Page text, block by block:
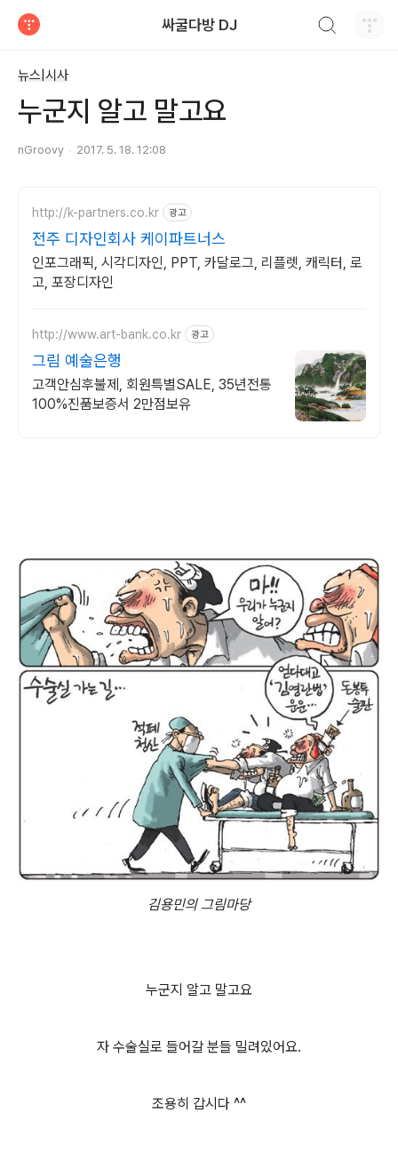
싸굴다방 DJ
뉴스|시사
누군지 알고 말고요
nGroovy 2017. 5. 18. 12:08
http://k-partners.co.kr 광고
전주 디자인회사 케이파트너스
인포그래픽, 시각디자인, PPT, 카달로그, 리플렛, 캐릭터, 로
고, 포장디자인
http://www.art-bank.co.kr 광고
그림 예술은행
고객안심후불제, 회원특별SALE, 35년전통
100%진품보증서 2만점보유
김용민의 그림마당
누군지 알고 말고요
자 수술실로 들어갈 분들 밀려있어요.
조용히 갑시다 ^^